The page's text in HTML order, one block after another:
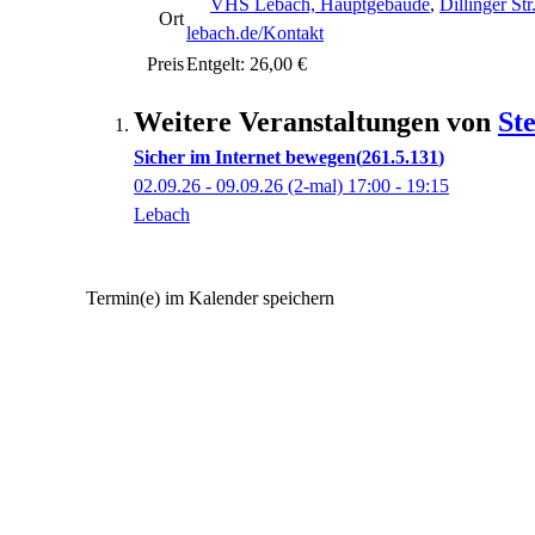
Ort
VHS Lebach, Hauptgebäude,
Dillinger
lebach.de/Kontakt
PreisEntgelt: 26,00 €
Weitere Veranstaltungen von
Sicher im Internet bewegen 261.5.131
02.09.26 - 09.09.26 (2-mal) 17:00 - 19:15
Lebach
Termin(e) im Kalender speichern